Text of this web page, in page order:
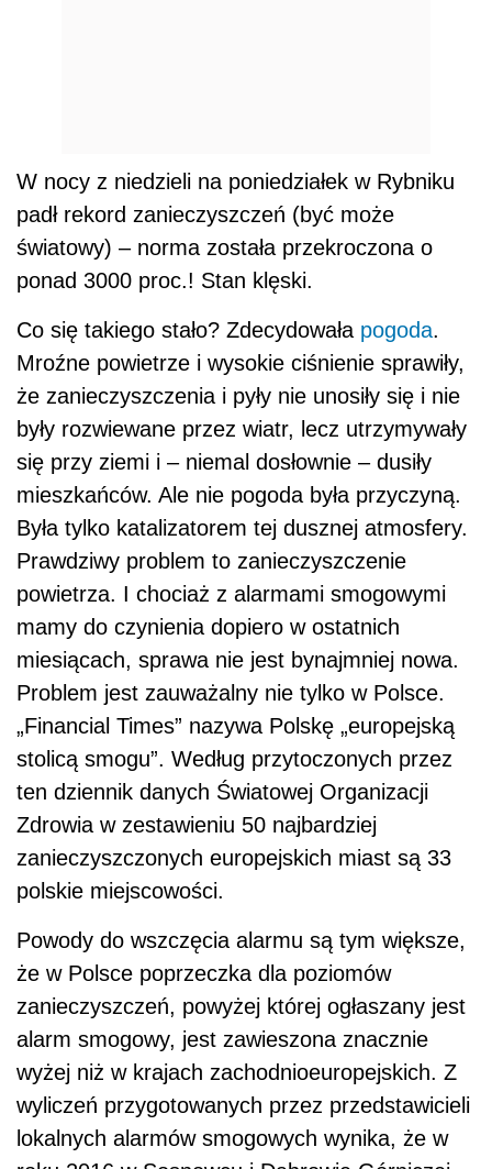
W nocy z niedzieli na poniedziałek w Rybniku
padł rekord zanieczyszczeń (być może
światowy) – norma została przekroczona o
ponad 3000 proc.! Stan klęski.
Co się takiego stało? Zdecydowała pogoda.
Mroźne powietrze i wysokie ciśnienie sprawiły,
że zanieczyszczenia i pyły nie unosiły się i nie
były rozwiewane przez wiatr, lecz utrzymywały
się przy ziemi i – niemal dosłownie – dusiły
mieszkańców. Ale nie pogoda była przyczyną.
Była tylko katalizatorem tej dusznej atmosfery.
Prawdziwy problem to zanieczyszczenie
powietrza. I chociaż z alarmami smogowymi
mamy do czynienia dopiero w ostatnich
miesiącach, sprawa nie jest bynajmniej nowa.
Problem jest zauważalny nie tylko w Polsce.
„Financial Times” nazywa Polskę „europejską
stolicą smogu”. Według przytoczonych przez
ten dziennik danych Światowej Organizacji
Zdrowia w zestawieniu 50 najbardziej
zanieczyszczonych europejskich miast są 33
polskie miejscowości.
Powody do wszczęcia alarmu są tym większe,
że w Polsce poprzeczka dla poziomów
zanieczyszczeń, powyżej której ogłaszany jest
alarm smogowy, jest zawieszona znacznie
wyżej niż w krajach zachodnioeuropejskich. Z
wyliczeń przygotowanych przez przedstawicieli
lokalnych alarmów smogowych wynika, że w